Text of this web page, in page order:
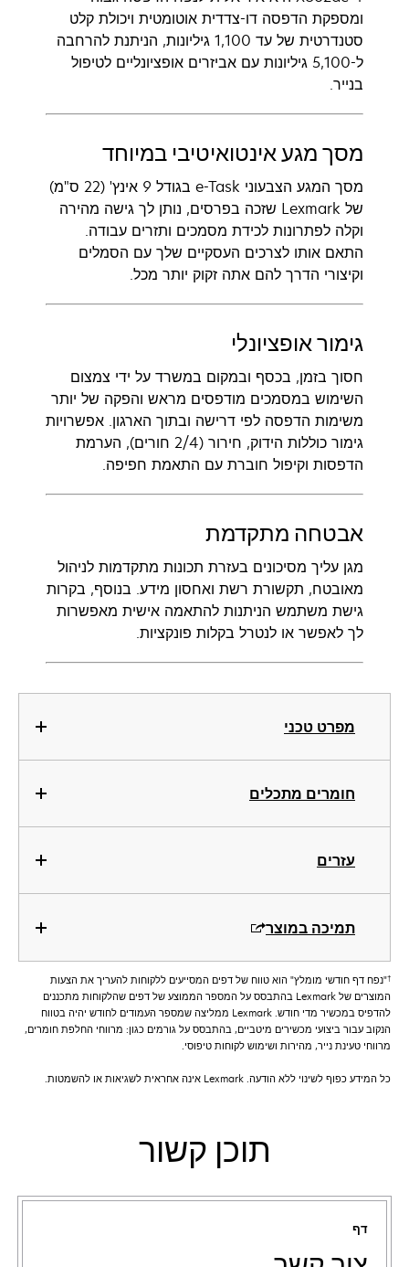
מפרט טכני
חומרים מתכלים
עזרים
תמיכה במוצר
ומספקת הדפסה דו-צדדית אוטומטית ויכולת קלט
סטנדרטית של עד 1,100 גיליונות, הניתנת להרחבה
ל-5,100 גיליונות עם אביזרים אופציונליים לטיפול
בנייר.
מסך מגע אינטואיטיבי במיוחד
מסך המגע הצבעוני e-Task בגודל 9 אינץ' (22 ס"מ)
של Lexmark שזכה בפרסים, נותן לך גישה מהירה
וקלה לפתרונות לכידת מסמכים ותזרים עבודה.
התאם אותו לצרכים העסקיים שלך עם הסמלים
וקיצורי הדרך להם אתה זקוק יותר מכל.
גימור אופציונלי
חסוך בזמן, בכסף ובמקום במשרד על ידי צמצום
השימוש במסמכים מודפסים מראש והפקה של יותר
משימות הדפסה לפי דרישה ובתוך הארגון. אפשרויות
גימור כוללות הידוק, חירור (2/4 חורים), הערמת
הדפסות וקיפול חוברת עם התאמת חפיפה.
אבטחה מתקדמת
מגן עליך מסיכונים בעזרת תכונות מתקדמות לניהול
מאובטח, תקשורת רשת ואחסון מידע. בנוסף, בקרות
גישת משתמש הניתנות להתאמה אישית מאפשרות
לך לאפשר או לנטרל בקלות פונקציות.
†"נפח דף חודשי מומלץ" הוא טווח של דפים המסייעים ללקוחות להעריך את הצעות
המוצרים של Lexmark בהתבסס על המספר הממוצע של דפים שהלקוחות מתכננים
להדפיס במכשיר מדי חודש. Lexmark ממליצה שמספר העמודים לחודש יהיה בטווח
הנקוב עבור ביצועי מכשירים מיטביים, בהתבסס על גורמים כגון: מרווחי החלפת חומרים,
מרווחי טעינת נייר, מהירות ושימוש לקוחות טיפוסי.
כל המידע כפוף לשינוי ללא הודעה. Lexmark אינה אחראית לשגיאות או להשמטות.
תוכן קשור
דף